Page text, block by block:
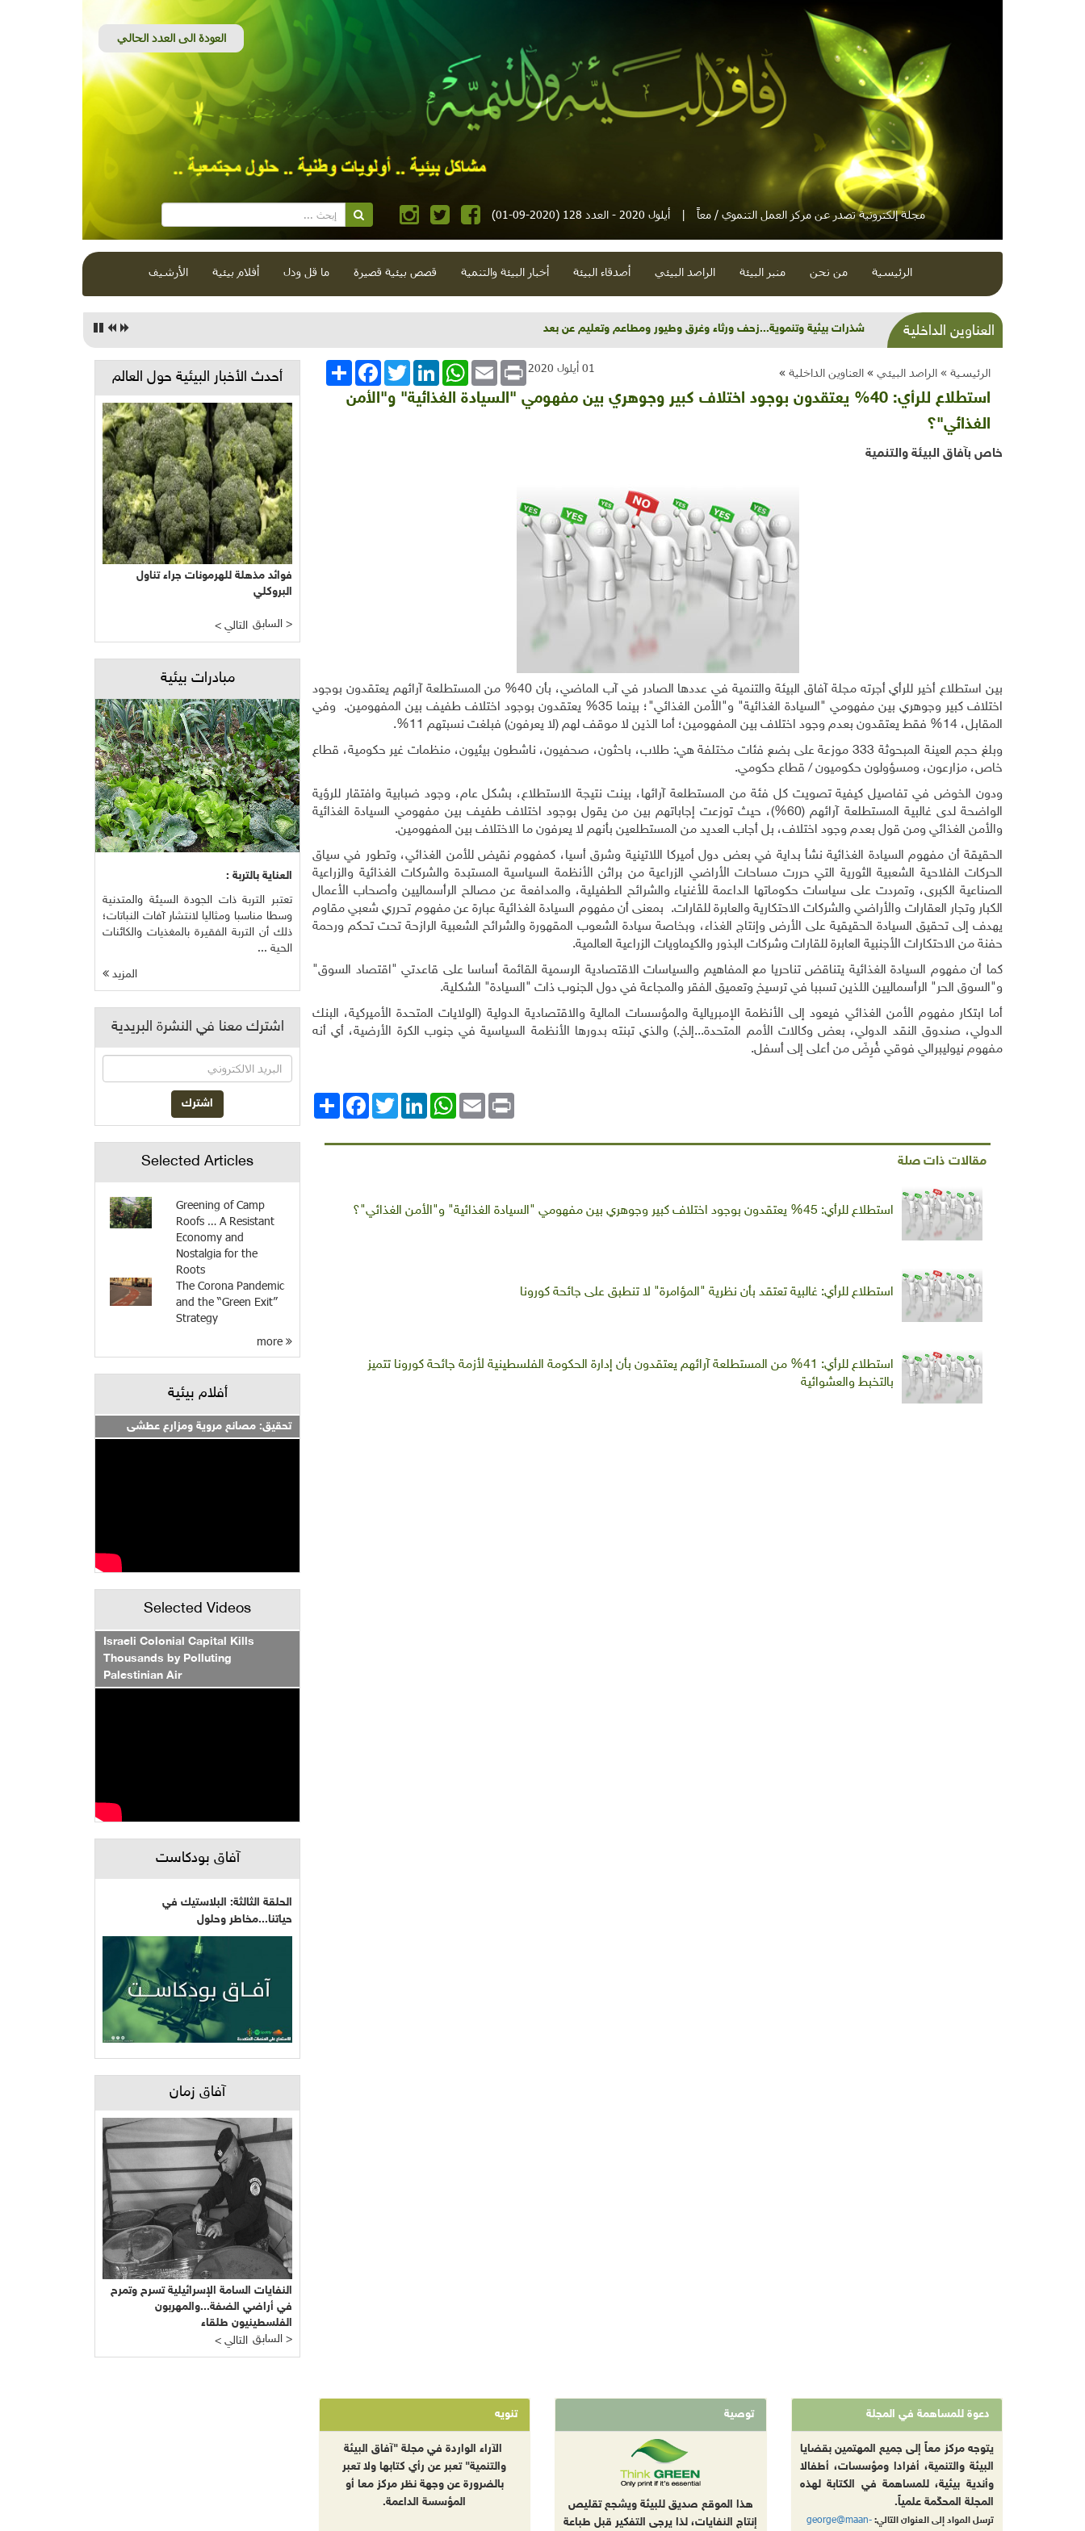
مجلة إلكترونية تصدر عن مركز العمل التنموي / معاً | أيلول 2020 - العدد 128 (2020-09-01)
الرئيسية من نحن منبر البيئة الراصد البيئي أصدقاء البيئة أخبار البيئة والتنمية قصص بيئية قصيرة ما قل ودل أفلام بيئية الأرشيف
العناوين الداخلية "مئوية مدرسة برقين": تسعة أشهر تطوّع وربع مليون شيقل
الرئيسية » الراصد البيئي » العناوين الداخلية » انشر
FacebookTwitterLinkedInWhatsApp Email Print 01 أيلول 2020
استطلاع للرأي: 40% يعتقدون بوجود اختلاف كبير وجوهري بين مفهومي "السيادة الغذائية" و"الأمن
الغذائي"؟
خاص بآفاق البيئة والتنمية
بين استطلاع أخير للرأي أجرته مجلة آفاق البيئة والتنمية في عددها الصادر في آب الماضي، بأن 40% من المستطلعة آرائهم يعتقدون بوجود
اختلاف كبير وجوهري بين مفهومي "السيادة الغذائية" و"الأمن الغذائي"؛ بينما 35% يعتقدون بوجود اختلاف طفيف بين المفهومين. وفي
المقابل، 14% فقط يعتقدون بعدم وجود اختلاف بين المفهومين؛ أما الذين لا موقف لهم (لا يعرفون) فبلغت نسبتهم 11%.
وبلغ حجم العينة المبحوثة 333 موزعة على بضع فئات مختلفة هي: طلاب، باحثون، صحفيون، ناشطون بيئيون، منظمات غير حكومية، قطاع
خاص، مزارعون، ومسؤولون حكوميون / قطاع حكومي.
ودون الخوض في تفاصيل كيفية تصويت كل فئة من المستطلعة آرائها، بينت نتيجة الاستطلاع، بشكل عام، وجود ضبابية وافتقار للرؤية
الواضحة لدى غالبية المستطلعة آرائهم (60%)، حيث توزعت إجاباتهم بين من يقول بوجود اختلاف طفيف بين مفهومي السيادة الغذائية
والأمن الغذائي ومن قول بعدم وجود اختلاف، بل أجاب العديد من المستطلعين بأنهم لا يعرفون ما الاختلاف بين المفهومين.
الحقيقة أن مفهوم السيادة الغذائية نشأ بداية في بعض دول أميركا اللاتينية وشرق أسيا، كمفهوم نقيض للأمن الغذائي، وتطور في سياق
الحركات الفلاحية الشعبية الثورية التي حررت مساحات الأراضي الزراعية من براثن الأنظمة السياسية المستبدة والشركات الغذائية والزراعية
الصناعية الكبرى، وتمردت على سياسات حكوماتها الداعمة للأغنياء والشرائح الطفيلية، والمدافعة عن مصالح الرأسماليين وأصحاب الأعمال
الكبار وتجار العقارات والأراضي والشركات الاحتكارية والعابرة للقارات. بمعنى أن مفهوم السيادة الغذائية عبارة عن مفهوم تحرري شعبي مقاوم
يهدف إلى تحقيق السيادة الحقيقية على الأرض وإنتاج الغذاء، وبخاصة سيادة الشعوب المقهورة والشرائح الشعبية الرازحة تحت تحكم ورحمة
حفنة من الاحتكارات الأجنبية العابرة للقارات وشركات البذور والكيماويات الزراعية العالمية.
كما أن مفهوم السيادة الغذائية يتناقض تناحريا مع المفاهيم والسياسات الاقتصادية الرسمية القائمة أساسا على قاعدتي "اقتصاد السوق"
و"السوق الحر" الرأسماليين اللذين تسببا في ترسيخ وتعميق الفقر والمجاعة في دول الجنوب ذات "السيادة" الشكلية.
أما ابتكار مفهوم الأمن الغذائي فيعود إلى الأنظمة الإمبريالية والمؤسسات المالية والاقتصادية الدولية (الولايات المتحدة الأميركية، البنك
الدولي، صندوق النقد الدولي، بعض وكالات الأمم المتحدة...إلخ.) والذي تبنته بدورها الأنظمة السياسية في جنوب الكرة الأرضية، أي أنه
مفهوم نيوليبرالي فوقي فُرِضَ من أعلى إلى أسفل.
انشر
FacebookTwitterLinkedIn
WhatsAppEmail Print
مقالات ذات صلة
استطلاع للرأي: 45% يعتقدون بوجود اختلاف كبير وجوهري بين مفهومي "السيادة الغذائية" و"الأمن الغذائي"؟
استطلاع للرأي: غالبية تعتقد بأن نظرية "المؤامرة" لا تنطبق على جائحة كورونا
استطلاع للرأي: 41% من المستطلعة آرائهم يعتقدون بأن إدارة الحكومة الفلسطينية لأزمة جائحة كورونا تتميز
بالتخبط والعشوائية
أحدث الأخبار البيئية حول العالم
فوائد مذهلة للهرمونات جراء تناول
البروكلي
< التالي السابق >
مبادرات بيئية
العناية بالتربة :
تعتبر التربة ذات الجودة السيئة والمتدنية
وسطا مناسبا ومثاليا لانتشار آفات النباتات؛
ذلك أن التربة الفقيرة بالمغذيات والكائنات
الحية ...
المزيد
اشترك معنا في النشرة البريدية
Selected Articles
Greening of Camp
Roofs … A Resistant
Economy and
Nostalgia for the
Roots
The Corona Pandemic
and the “Green Exit”
Strategy
أفلام بيئية
تحقيق: مصانع مروية ومزارع عطشى
Selected Videos
Israeli Colonial Capital Kills
Thousands by Polluting
Palestinian Air
آفاق بودكاست
الحلقة الثالثة: البلاستيك في
حياتنا...مخاطر وحلول
آفاق زمان
النفايات السامة الإسرائيلية تسرح وتمرح
في أراضي الضفة...والمهربون
الفلسطينيون طلقاء
< التالي
السابق >
دعوة للمساهمة في المجلة
يتوجه مركز معاً إلى جميع المهتمين بقضايا
البيئة والتنمية، أفرادا ومؤسسات، أطفالا
وأندية بيئية، للمساهمة في الكتابة لهذه
المجلة المحكّمة علمياً.
ترسل المواد إلى العنوان التالي:george@maan-
توصية
هذا الموقع صديق للبيئة ويشجع تقليص
إنتاج النفايات، لذا يرجى التفكير قبل طباعة
تنويه
الآراء الواردة في مجلة "آفاق البيئة
والتنمية" تعبر عن رأي كتابها ولا تعبر
بالضرورة عن وجهة نظر مركز معا أو
المؤسسة الداعمة.